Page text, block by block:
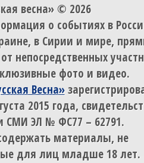
весна» © 2026
о событиях в
в Сирии и мире,
непосредственных
фото и видео.
Весна»
2015 года,
СМИ ЭЛ № ФС77 – 62791.
материалы, не
для лиц младше 18 лет.